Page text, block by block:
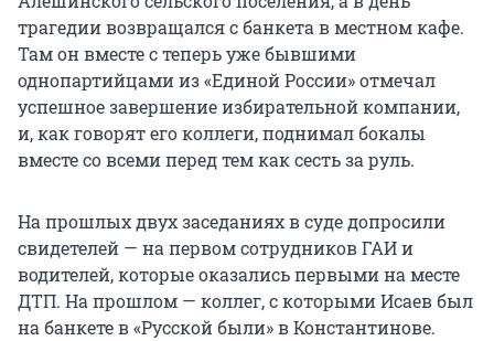
трагедии возвращался с банкета в местном кафе.
Там он вместе с теперь уже бывшими
однопартийцами из «Единой России» отмечал
успешное завершение избирательной компании,
и, как говорят его коллеги, поднимал бокалы
вместе со всеми перед тем как сесть за руль.
На прошлых двух заседаниях в суде допросили
свидетелей — на первом сотрудников ГАИ и
водителей, которые оказались первыми на месте
ДТП. На прошлом — коллег, с которыми Исаев был
на банкете в «Русской были» в Константинове.